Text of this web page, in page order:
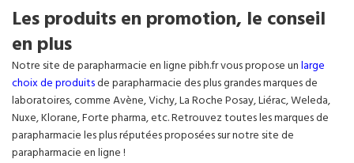
Les produits en promotion, le conseil
en plus
Notre site de parapharmacie en ligne pibh.fr vous propose unlarge
choix de produitsde parapharmacie des plus grandes marques de
laboratoires, comme Avène, Vichy, La Roche Posay, Liérac, Weleda,
Nuxe, Klorane, Forte pharma, etc. Retrouvez toutes les marques de
parapharmacie les plus réputées proposées sur notre site de
parapharmacie en ligne !